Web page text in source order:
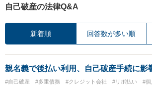
自己破産の法律Q&A
新着順 回答数が多い順
親名義で後払い利用、自己破産手続に影
#自己破産 #多重債務 #クレジット会社 #リボ払い #個